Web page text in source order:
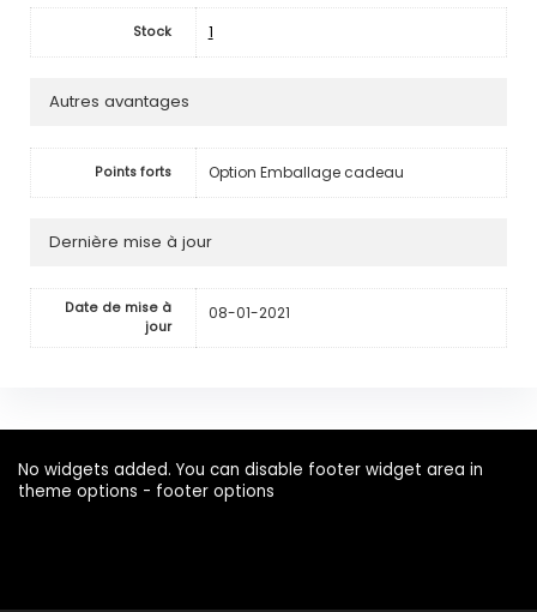
Stock 1
Autres avantages
Points forts Option Emballage cadeau
Dernière mise à jour
Date de mise à
jour
08-01-2021
No widgets added. You can disable footer widget area in
theme options - footer options